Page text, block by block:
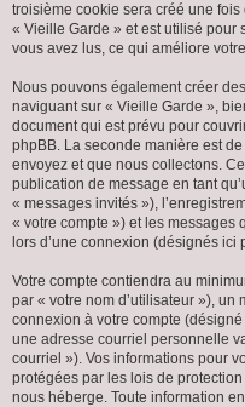
troisième cookie sera créé une
« Vieille Garde » et est utilisé pour
vous avez lus, ce qui améliore
Nous pouvons également créer
naviguant sur « Vieille Garde »,
document qui est prévu pour
phpBB. La seconde manière est
envoyez et que nous collectons.
publication de message en tant
« messages invités »),
« votre compte ») et les messages
lors d’une connexion (désignés ici
Votre compte contiendra au
par « votre nom d’utilisateur »),
connexion à votre compte
une adresse courriel personnelle
courriel »). Vos informations pour
protégées par les lois de
nous héberge. Toute information